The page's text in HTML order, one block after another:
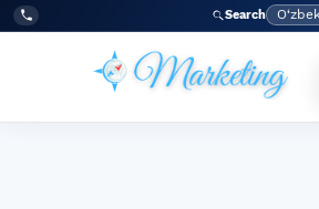
Skip to main navigation menu
Skip to main content
Skip to site footer
Tel:
+998977838464 Search